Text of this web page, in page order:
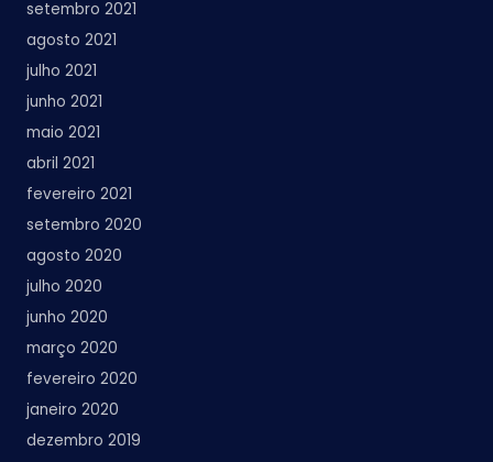
setembro 2021
agosto 2021
julho 2021
junho 2021
maio 2021
abril 2021
fevereiro 2021
setembro 2020
agosto 2020
julho 2020
junho 2020
março 2020
fevereiro 2020
janeiro 2020
dezembro 2019